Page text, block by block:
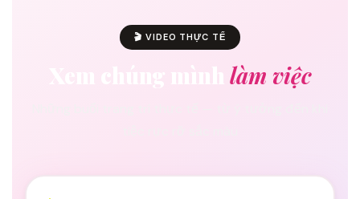
🎬 VIDEO THỰC TẾ
Xem chúng mình làm việc